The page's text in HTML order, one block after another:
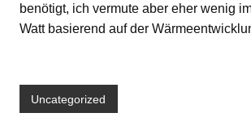
benötigt, ich vermute aber eher wenig
Watt basierend auf der
Uncategorized